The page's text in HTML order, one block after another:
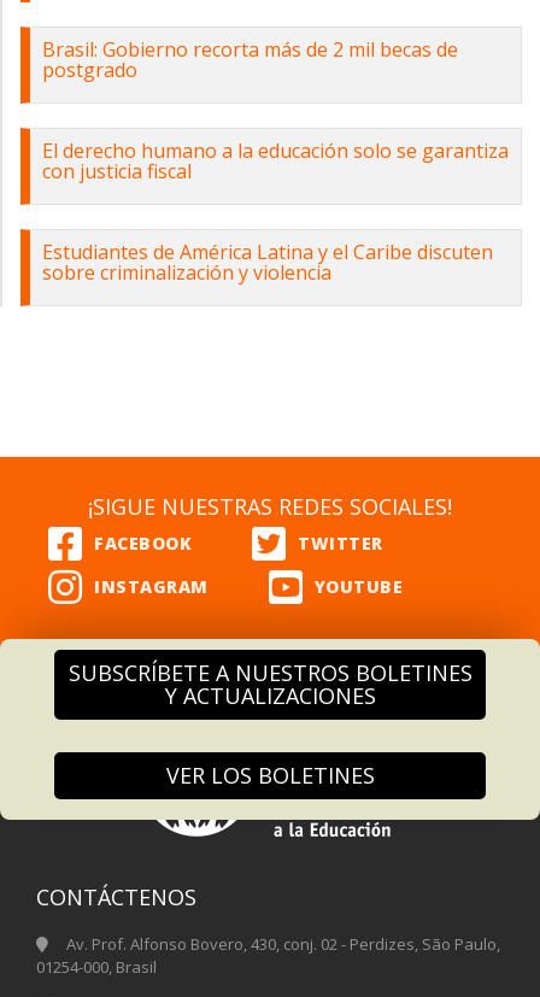
Brasil: Gobierno recorta más de 2 mil becas de
postgrado
El derecho humano a la educación solo se garantiza
con justicia fiscal
Estudiantes de América Latina y el Caribe discuten
sobre criminalización y violencia
¡SIGUE NUESTRAS REDES SOCIALES!
SUBSCRÍBETE A NUESTROS BOLETINES
Y ACTUALIZACIONES
VER LOS BOLETINES
CONTÁCTENOS
Av. Prof. Alfonso Bovero, 430, conj. 02 - Perdizes, São Paulo,
01254-000, Brasil